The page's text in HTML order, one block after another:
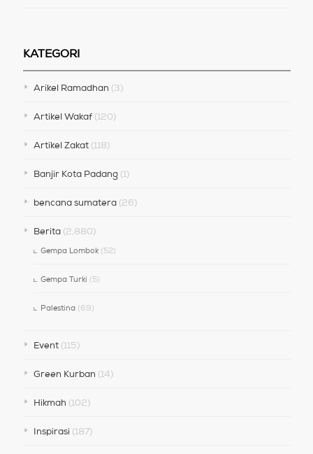
KATEGORI
Arikel Ramadhan (3)
Artikel Wakaf(120)
Artikel Zakat(118)
Banjir Kota Padang(1)
bencana sumatera(26)
Berita(2,880)
Gempa Lombok(52)
Gempa Turki (5)
Palestina(69)
Event(115)
Green Kurban (14)
Hikmah (102)
Inspirasi(187)